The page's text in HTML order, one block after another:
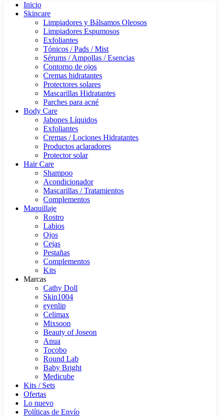
Inicio
Skincare
Limpiadores y Bálsamos Oleosos
Limpiadores Espumosos
Exfoliantes
Tónicos / Pads / Mist
Sérums / Ampollas / Esencias
Contorno de ojos
Cremas hidratantes
Protectores solares
Mascarillas Hidratantes
Parches para acné
Body Care
Jabones Líquidos
Exfoliantes
Cremas / Lociones Hidratantes
Productos aclaradores
Protector solar
Hair Care
Shampoo
Acondicionador
Mascarillas / Tratamientos
Complementos
Maquillaje
Rostro
Labios
Ojos
Cejas
Pestañas
Complementos
Kits
Marcas
Cathy Doll
Skin1004
eyenlip
Celimax
Mixsoon
Beauty of Joseon
Anua
Tocobo
Round Lab
Baby Bright
Medicube
Kits / Sets
Ofertas
Lo nuevo
Políticas de Envío